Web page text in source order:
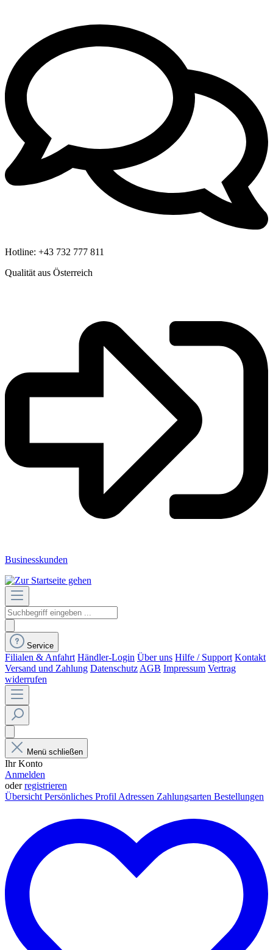
Hotline: +43 732 777 811
Qualität aus Österreich
Businesskunden
Service
Filialen & Anfahrt Händler-Login Über uns Hilfe / Support Kontakt
Versand und Zahlung Datenschutz AGB Impressum Vertrag
widerrufen
Menü schließen
Ihr Konto
Anmelden
oderregistrieren
Übersicht Persönliches Profil Adressen Zahlungsarten Bestellungen